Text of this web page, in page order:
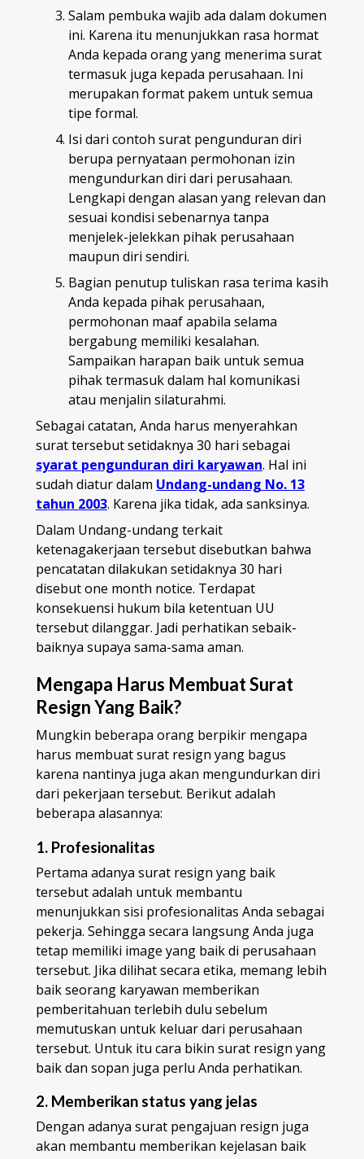
Salam pembuka wajib ada dalam dokumen
ini. Karena itu menunjukkan rasa hormat
Anda kepada orang yang menerima surat
termasuk juga kepada perusahaan. Ini
merupakan format pakem untuk semua
tipe formal.
Isi dari contoh surat pengunduran diri
berupa pernyataan permohonan izin
mengundurkan diri dari perusahaan.
Lengkapi dengan alasan yang relevan dan
sesuai kondisi sebenarnya tanpa
menjelek-jelekkan pihak perusahaan
maupun diri sendiri.
Bagian penutup tuliskan rasa terima kasih
Anda kepada pihak perusahaan,
permohonan maaf apabila selama
bergabung memiliki kesalahan.
Sampaikan harapan baik untuk semua
pihak termasuk dalam hal komunikasi
atau menjalin silaturahmi.
Sebagai catatan, Anda harus menyerahkan
surat tersebut setidaknya 30 hari sebagai
syarat pengunduran diri karyawan. Hal ini
sudah diatur dalam Undang-undang No. 13
tahun 2003. Karena jika tidak, ada sanksinya.
Dalam Undang-undang terkait
ketenagakerjaan tersebut disebutkan bahwa
pencatatan dilakukan setidaknya 30 hari
disebut one month notice. Terdapat
konsekuensi hukum bila ketentuan UU
tersebut dilanggar. Jadi perhatikan sebaik-
baiknya supaya sama-sama aman.
Mengapa Harus Membuat Surat
Resign Yang Baik?
Mungkin beberapa orang berpikir mengapa
harus membuat surat resign yang bagus
karena nantinya juga akan mengundurkan diri
dari pekerjaan tersebut. Berikut adalah
beberapa alasannya:
1. Profesionalitas
Pertama adanya surat resign yang baik
tersebut adalah untuk membantu
menunjukkan sisi profesionalitas Anda sebagai
pekerja. Sehingga secara langsung Anda juga
tetap memiliki image yang baik di perusahaan
tersebut. Jika dilihat secara etika, memang lebih
baik seorang karyawan memberikan
pemberitahuan terlebih dulu sebelum
memutuskan untuk keluar dari perusahaan
tersebut. Untuk itu cara bikin surat resign yang
baik dan sopan juga perlu Anda perhatikan.
2. Memberikan status yang jelas
Dengan adanya surat pengajuan resign juga
akan membantu memberikan kejelasan baik